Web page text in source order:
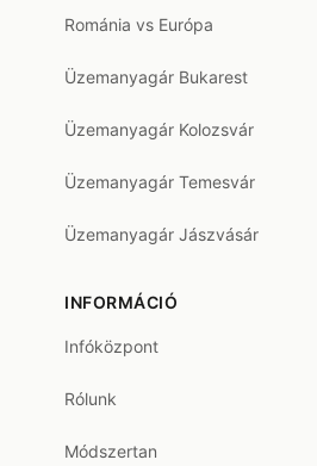
Románia vs Európa
Üzemanyagár Bukarest
Üzemanyagár Kolozsvár
Üzemanyagár Temesvár
Üzemanyagár Jászvásár
INFORMÁCIÓ
Infóközpont
Rólunk
Módszertan